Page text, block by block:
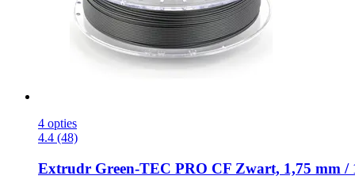
4 opties
4.4 (48)
Extrudr Green-​TEC PRO CF Zwart, 1,75 mm /